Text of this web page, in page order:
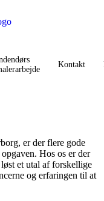
Kontakt
er der flere gode
Hos os er der
et utal af forskellige
og erfaringen til at